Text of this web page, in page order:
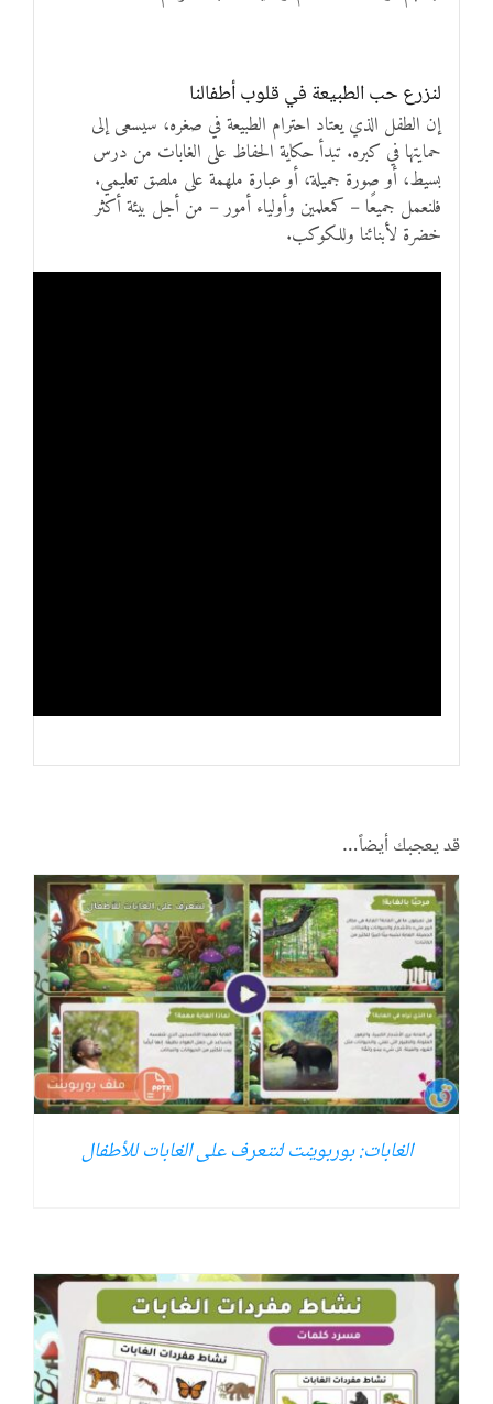
لنزرع حب الطبيعة في قلوب أطفالنا
إن الطفل الذي يعتاد احترام الطبيعة في صغره، سيسعى إلى
حمايتها في كبره. تبدأ حكاية الحفاظ على الغابات من درس
بسيط، أو صورة جميلة، أو عبارة ملهمة على ملصق تعليمي.
فلنعمل جميعًا – كمعلمين وأولياء أمور – من أجل بيئة أكثر
خضرة لأبنائنا وللكوكب.
قد يعجبك أيضاً…
الغابات: بوربوينت لنتعرف على الغابات للأطفال